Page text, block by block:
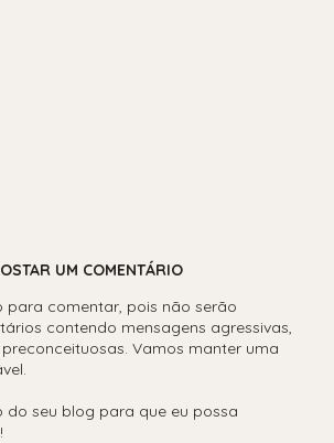
UM COMENTÁRIO
para comentar, pois não serão
contendo mensagens agressivas,
Vamos manter uma
do seu blog para que eu possa